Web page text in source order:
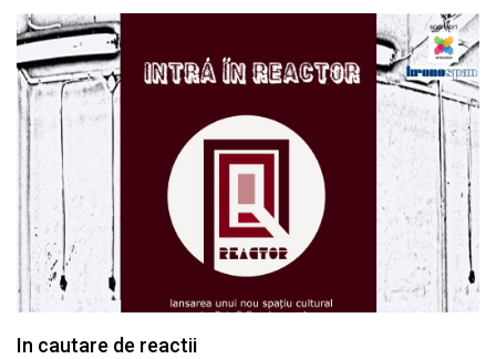
In cautare de reactii